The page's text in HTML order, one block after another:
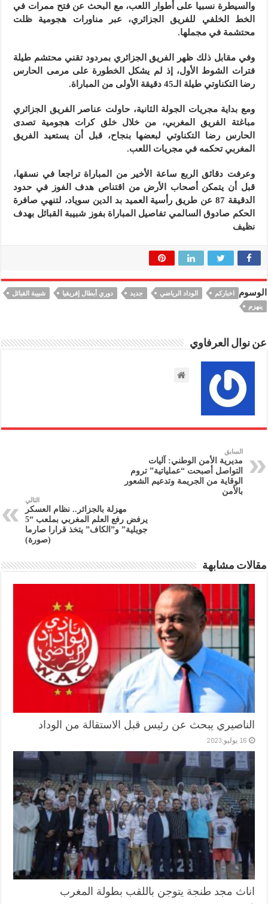
والسيطرة نسبيا على أطوار اللعب، مع البحث عن فتح ممرات في
الخط الخلفي للفريق الجزائري، عبر مناورات هجومية ظلت
محتشمة في مجملها.
وفي مقابل ذلك ظهر الفريق الجزائري بمردود تقني محتشم طيلة
فترات الشوط الأول، إذ لم يشكل الخطورة على مرمى الحارس
رضا التكناوتي طيلة الـ45 دقيقة الأولى من المباراة.
ومع بداية مجريات الجولة الثانية، حاولت عناصر الفريق الجزائري
مباغتة الفريق المغربي، من خلال خلق كرات هجومية تصدى
الحارس رضا التكناوتي لبعضها بنجاح، قبل أن يستعيد الفريق
المغربي تحكمه في مجريات اللعب.
وعرفت دقائق الربع ساعة الأخير من المباراة تراجعا في نسقها،
قبل أن يتمكن أصحاب الأرض من اقتناص هدف الفوز في حدود
الدقيقة 87 عن طريق رأسية العميد بد الدين سوياد، لتنهي صافرة
الحكم صادوق السالمي تفاصيل المباراة بفوز شبيبة القبائل بهدف
نظيف
الوسوم اخباركم الوداد الرياضي جديد دوري أبطال إفريقيا
شبيبة القبائل
ينهزم
عن نوال العرفاوي
السابق
مديرية الأمن الوطني: آليات
التواصل أصبحت “عملياتية” تروم
الوقاية من الجريمة وتدعيم الشعور
بالأمن
التالي
مهزلة بالجزائر.. نظام العسكر
يرفض رفع العلم المغربي بملعب “5
جويلية” و”الكاف” يتخذ قرارا صارما
(صورة)
مقالات مشابهة
الناصيري يبحث عن رئيس قبل الاستقالة من الوداد
16 يوليو,2023
اناث مجد طنجة يتوجن باللقب بطولة المغرب